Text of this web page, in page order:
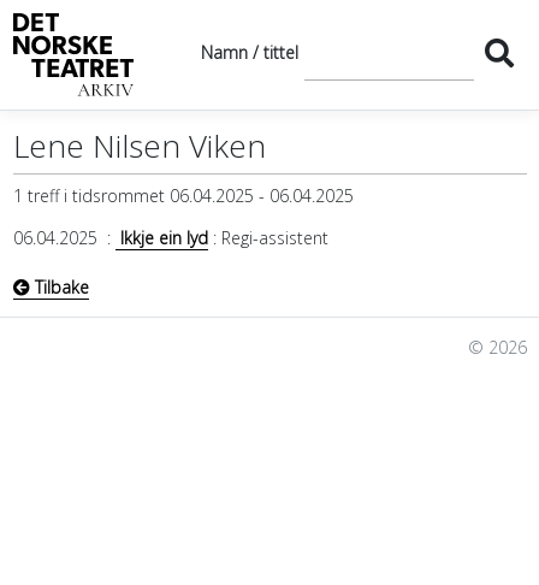
Namn / tittel
Lene Nilsen Viken
1 treff i tidsrommet 06.04.2025 - 06.04.2025
06.04.2025 : Ikkje ein lyd: Regi-assistent
Tilbake
© 2026